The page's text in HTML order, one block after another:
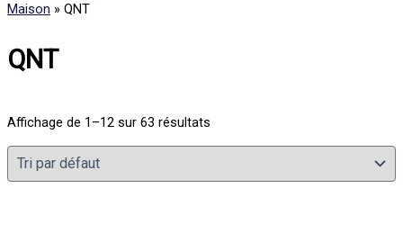
Maison » QNT
QNT
Affichage de 1–12 sur 63 résultats